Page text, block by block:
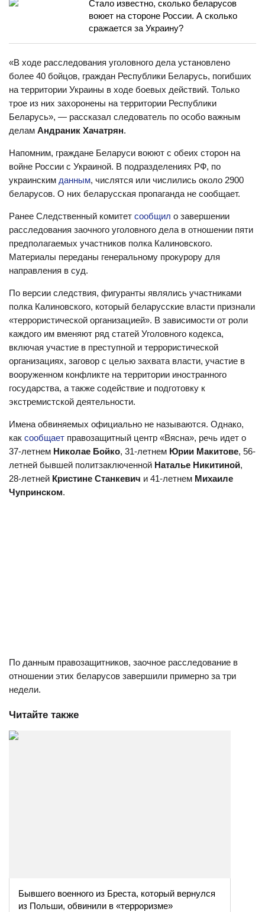
Стало известно, сколько беларусов
воюет на стороне России. А сколько
сражается за Украину?
«В ходе расследования уголовного дела установлено
более 40 бойцов, граждан Республики Беларусь, погибших
на территории Украины в ходе боевых действий. Только
трое из них захоронены на территории Республики
Беларусь», — рассказал следователь по особо важным
делам Андраник Хачатрян.
Напомним, граждане Беларуси воюют с обеих сторон на
войне России с Украиной. В подразделениях РФ, по
украинским данным, числятся или числились около 2900
беларусов. О них беларусская пропаганда не сообщает.
Ранее Следственный комитет сообщил о завершении
расследования заочного уголовного дела в отношении пяти
предполагаемых участников полка Калиновского.
Материалы переданы генеральному прокурору для
направления в суд.
По версии следствия, фигуранты являлись участниками
полка Калиновского, который беларусские власти признали
«террористической организацией». В зависимости от роли
каждого им вменяют ряд статей Уголовного кодекса,
включая участие в преступной и террористической
организациях, заговор с целью захвата власти, участие в
вооруженном конфликте на территории иностранного
государства, а также содействие и подготовку к
экстремистской деятельности.
Имена обвиняемых официально не называются. Однако,
как сообщает правозащитный центр «Вясна», речь идет о
37-летнем Николае Бойко, 31-летнем Юрии Макитове, 56-
летней бывшей политзаключенной Наталье Никитиной,
28-летней Кристине Станкевич и 41-летнем Михаиле
Чупринском.
По данным правозащитников, заочное расследование в
отношении этих беларусов завершили примерно за три
недели.
Читайте также
Бывшего военного из Бреста, который вернулся
из Польши, обвинили в «терроризме»